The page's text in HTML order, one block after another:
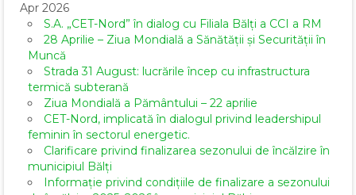
Apr 2026
S.A. „CET-Nord” în dialog cu Filiala Bălți a CCI a RM
28 Aprilie – Ziua Mondială a Sănătății și Securității în
Muncă
Strada 31 August: lucrările încep cu infrastructura
termică subterană
Ziua Mondială a Pământului – 22 aprilie
CET-Nord, implicată în dialogul privind leadershipul
feminin în sectorul energetic.
Clarificare privind finalizarea sezonului de încălzire în
municipiul Bălți
Informație privind condițiile de finalizare a sezonului